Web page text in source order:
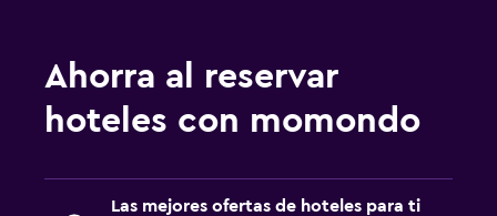
Ahorra al reservar
hoteles con momondo
Las mejores ofertas de hoteles para ti